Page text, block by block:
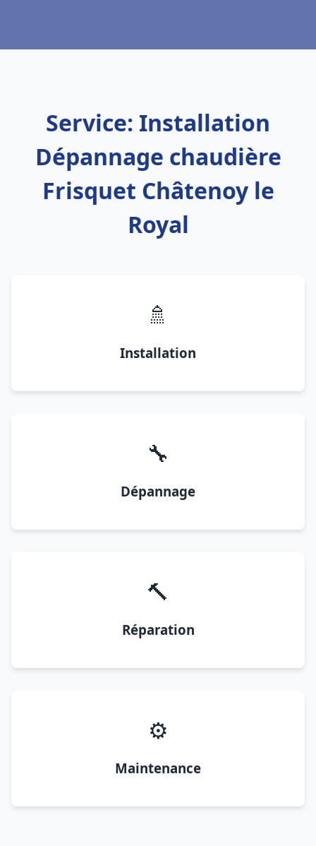
Service: Installation
Dépannage chaudière
Frisquet Châtenoy le
Royal
🚿
Installation
🔧
Dépannage
🔨
Réparation
⚙️
Maintenance